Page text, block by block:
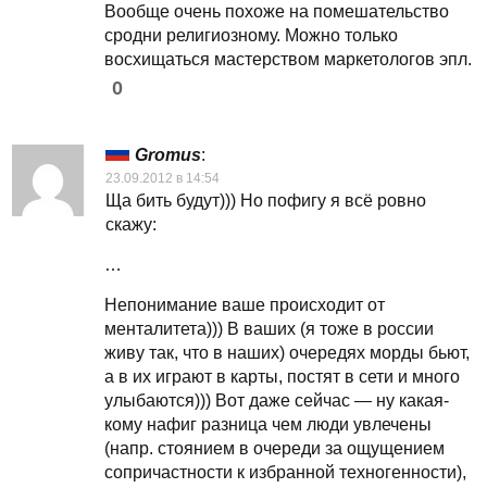
Вообще очень похоже на помешательство
сродни религиозному. Можно только
восхищаться мастерством маркетологов эпл.
0
Gromus:
23.09.2012 в 14:54
Ща бить будут))) Но пофигу я всё ровно
скажу:
…
Непонимание ваше происходит от
менталитета))) В ваших (я тоже в россии
живу так, что в наших) очередях морды бьют,
а в их играют в карты, постят в сети и много
улыбаются))) Вот даже сейчас — ну какая-
кому нафиг разница чем люди увлечены
(напр. стоянием в очереди за ощущением
сопричастности к избранной техногенности),